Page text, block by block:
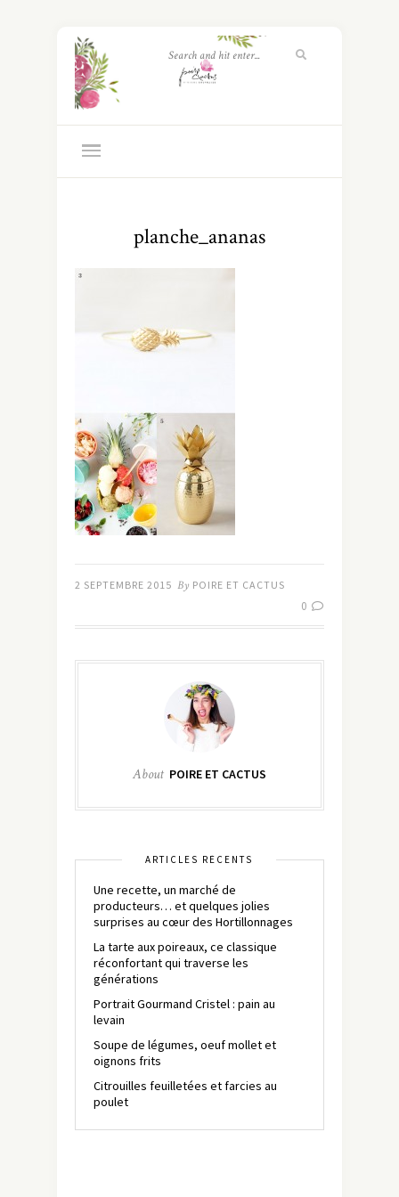
planche_ananas
2 SEPTEMBRE 2015 By POIRE ET CACTUS
0
About POIRE ET CACTUS
ARTICLES RÉCENTS
Une recette, un marché de
producteurs… et quelques jolies
surprises au cœur des Hortillonnages
La tarte aux poireaux, ce classique
réconfortant qui traverse les
générations
Portrait Gourmand Cristel : pain au
levain
Soupe de légumes, oeuf mollet et
oignons frits
Citrouilles feuilletées et farcies au
poulet